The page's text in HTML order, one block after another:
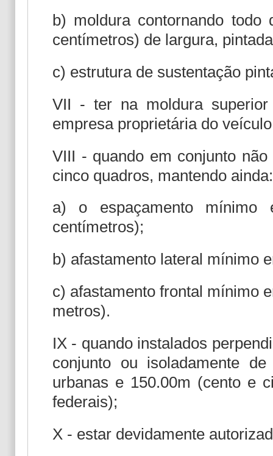
b) moldura contornando
centímetros) de largura,
c) estrutura de sustentação
VII - ter na moldura
empresa proprietária do
VIII - quando em conjunto
cinco quadros, mantendo ainda:
a) o espaçamento mínimo
centímetros);
b) afastamento lateral mínimo
c) afastamento frontal mínimo
metros).
IX - quando instalados
conjunto ou isoladamente
urbanas e 150.00m (cento e
federais);
X - estar devidamente